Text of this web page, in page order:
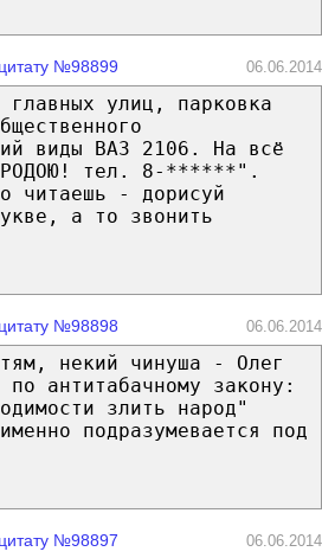
№98899 06.06.2014
улиц, парковка
виды ВАЗ 2106. На всё
тел. 8-******".
читаешь - дорисуй
а то звонить
№98898 06.06.2014
некий чинуша - Олег
антитабачному закону:
злить народ"
подразумевается под
№98897 06.06.2014